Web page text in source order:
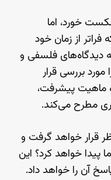
خورد، اما
از زمان خود
دیدگاه‌های فلسفی و
بررسی قرار
ماهیت پیشرفت،
مطرح می‌کند.
قرار خواهد گرفت و
پیدا خواهد کرد؟ این
آن را خواهد داد.